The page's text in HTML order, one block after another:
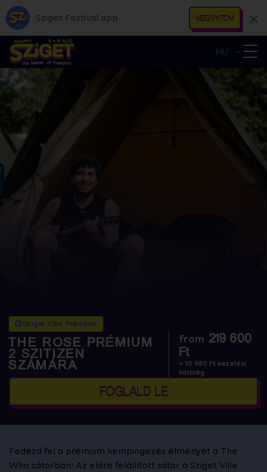
Sziget Festival app MEGNYITOM
HU
@Sziget Ville Prémium
THE ROSE PRÉMIUM
2 SZITIZEN
SZÁMÁRA
from 219 600
Ft
+ 10 980 Ft kezelési
költség
FOGLALD LE
Fedezd fel a prémium kempingezés élményét a The
Who sátorban! Az előre felállított sátor a Sziget Ville